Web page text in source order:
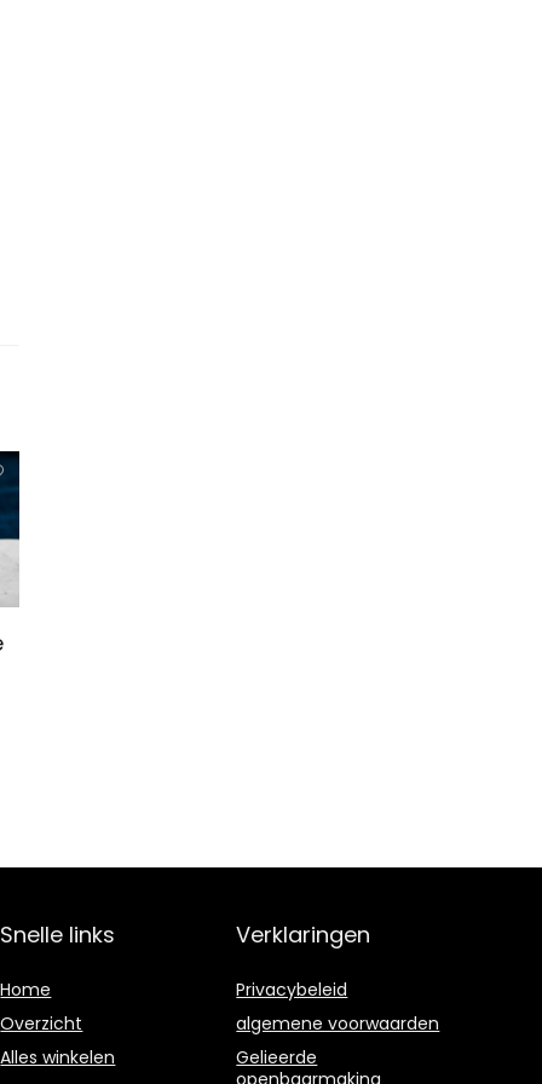
Snelle links
Home
Overzicht
Alles winkelen
Verklaringen
Privacybeleid
algemene voorwaarden
Gelieerde
openbaarmaking